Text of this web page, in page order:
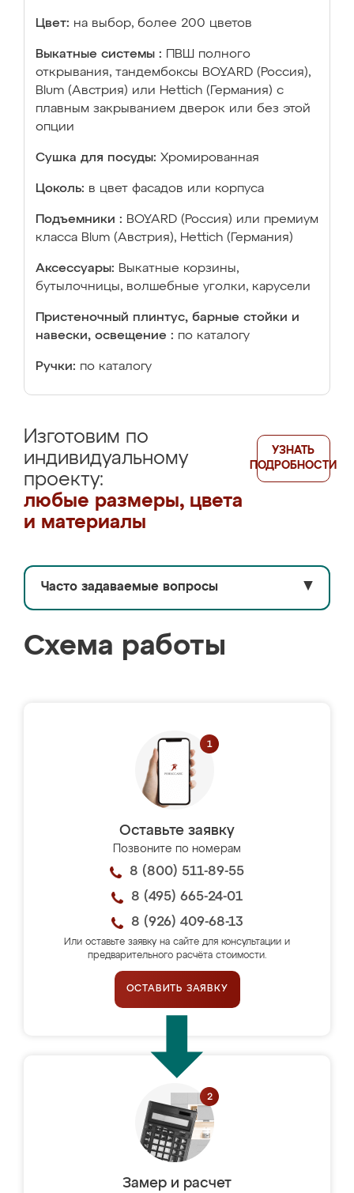
Цвет: на выбор, более 200 цветов
Выкатные системы :
ПВШ полного
открывания, тандембоксы BOYARD (Россия),
Blum (Австрия) или Hettich (Германия) с
плавным закрыванием дверок или без этой
опции
Сушка для посуды: Хромированная
Цоколь: в цвет фасадов или корпуса
Подъемники : BOYARD (Россия) или премиум
класса Blum (Австрия), Hettich (Германия)
Аксессуары: Выкатные корзины,
бутылочницы, волшебные уголки, карусели
Пристеночный плинтус, барные стойки и
навески, освещение : по каталогу
Ручки: по каталогу
Изготовим по
индивидуальному
проекту:
любые размеры, цвета
и материалы
УЗНАТЬ
ПОДРОБНОСТИ
Часто задаваемые вопросы ▼
Схема работы
Оставьте заявку
Позвоните по номерам
8 (800) 511-89-55
8 (495) 665-24-01
8 (926) 409-68-13
Или оставьте заявку на сайте для консультации и
предварительного расчёта стоимости.
ОСТАВИТЬ ЗАЯВКУ
Замер и расчет